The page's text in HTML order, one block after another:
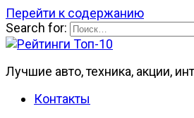
Перейти к содержанию
Search for:
Лучшие авто, техника, акции,
Контакты